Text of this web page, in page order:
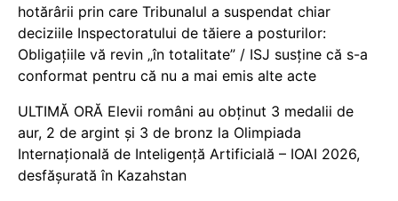
hotărârii prin care Tribunalul a suspendat chiar
deciziile Inspectoratului de tăiere a posturilor:
Obligațiile vă revin „în totalitate” / ISJ susține că s-a
conformat pentru că nu a mai emis alte acte
ULTIMĂ ORĂ Elevii români au obținut 3 medalii de
aur, 2 de argint și 3 de bronz la Olimpiada
Internațională de Inteligență Artificială – IOAI 2026,
desfășurată în Kazahstan